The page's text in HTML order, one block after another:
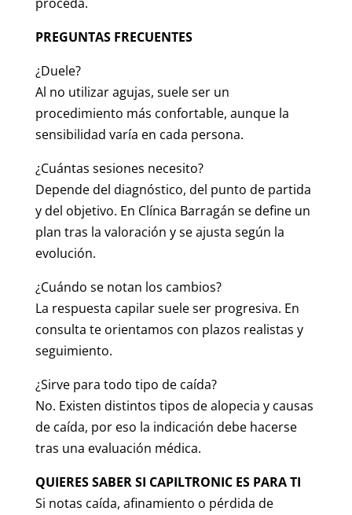
PREGUNTAS FRECUENTES
¿Duele?
Al no utilizar agujas, suele ser un
procedimiento más confortable, aunque la
sensibilidad varía en cada persona.
¿Cuántas sesiones necesito?
Depende del diagnóstico, del punto de partida
y del objetivo. En Clínica Barragán se define un
plan tras la valoración y se ajusta según la
evolución.
¿Cuándo se notan los cambios?
La respuesta capilar suele ser progresiva. En
consulta te orientamos con plazos realistas y
seguimiento.
¿Sirve para todo tipo de caída?
No. Existen distintos tipos de alopecia y causas
de caída, por eso la indicación debe hacerse
tras una evaluación médica.
QUIERES SABER SI CAPILTRONIC ES PARA TI
Si notas caída, afinamiento o pérdida de